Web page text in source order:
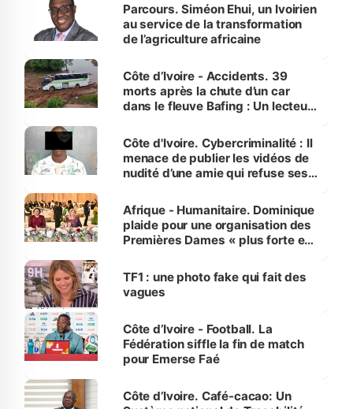
Parcours. Siméon Ehui, un Ivoirien
au service de la transformation
de l’agriculture africaine
Côte d’Ivoire - Accidents. 39
morts après la chute d’un car
dans le fleuve Bafing : Un lecteur
des Transports
Côte d'Ivoire. Cybercriminalité : Il
menace de publier les vidéos de
nudité d’une amie qui refuse ses
Afrique - Humanitaire. Dominique
plaide pour une organisation des
Premières Dames « plus forte et
sur la scène internationale »
TF1 : une photo fake qui fait des
vagues
Côte d’Ivoire - Football. La
Fédération siffle la fin de match
pour Emerse Faé
Côte d’Ivoire. Café-cacao: Un